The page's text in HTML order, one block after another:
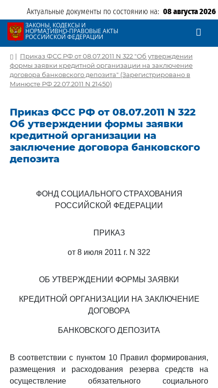
Актуальные документы по состоянию на: 08 августа 2026
ЗАКОНЫ, КОДЕКСЫ И
НОРМАТИВНО-ПРАВОВЫЕ АКТЫ
РОССИЙСКОЙ ФЕДЕРАЦИИ
| Приказ ФСС РФ от 08.07.2011 N 322 "Об утверждении
формы заявки кредитной организации на заключение
договора банковского депозита" (Зарегистрировано в
Минюсте РФ 22.07.2011 N 21450)
Приказ ФСС РФ от 08.07.2011 N 322
Об утверждении формы заявки
кредитной организации на
заключение договора банковского
депозита
ФОНД СОЦИАЛЬНОГО СТРАХОВАНИЯ
РОССИЙСКОЙ ФЕДЕРАЦИИ
ПРИКАЗ
от 8 июля 2011 г. N 322
ОБ УТВЕРЖДЕНИИ ФОРМЫ ЗАЯВКИ
КРЕДИТНОЙ ОРГАНИЗАЦИИ НА ЗАКЛЮЧЕНИЕ
ДОГОВОРА
БАНКОВСКОГО ДЕПОЗИТА
В соответствии с пунктом 10 Правил формирования,
размещения и расходования резерва средств на
осуществление обязательного социального